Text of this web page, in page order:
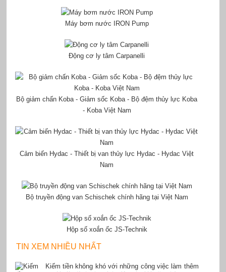
Máy bơm nước IRON Pump
Động cơ ly tâm Carpanelli
Bộ giảm chấn Koba - Giảm sốc Koba - Bộ đệm thủy lực Koba
- Koba Việt Nam
Cảm biến Hydac - Thiết bị van thủy lực Hydac - Hydac Việt
Nam
Bộ truyền động van Schischek chính hãng tại Việt Nam
Hộp số xoắn ốc JS-Technik
TIN XEM NHIỀU NHẤT
Kiếm tiền không khó với những công việc làm thêm